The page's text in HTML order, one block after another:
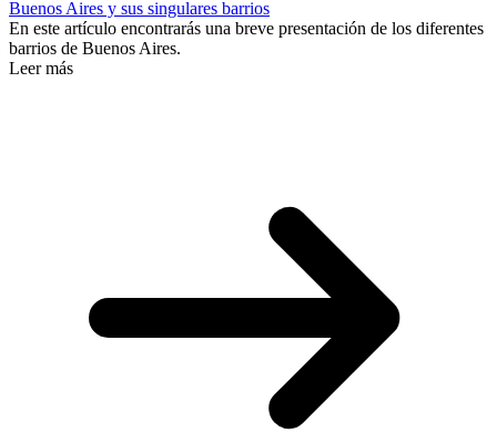
Buenos Aires y sus singulares barrios
En este artículo encontrarás una breve presentación de los diferentes
barrios de Buenos Aires.
Leer más